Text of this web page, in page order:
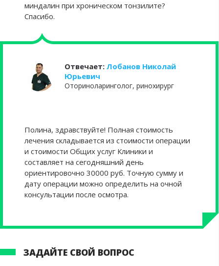
миндалин при хроническом тонзилите?
Спасибо.
Отвечает: Лобанов Николай
Юрьевич
Оториноларинголог, ринохирург
Полина, здравствуйте! Полная стоимость
лечения складывается из стоимости операции
и стоимости Общих услуг Клиники и
составляет на сегодняшний день
ориентировочно 30000 руб. Точную сумму и
дату операции можно определить на очной
консультации после осмотра.
ЗАДАЙТЕ СВОЙ ВОПРОС